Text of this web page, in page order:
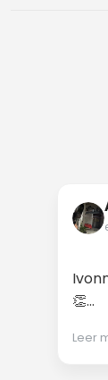
👏...
Leer